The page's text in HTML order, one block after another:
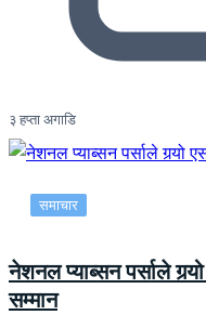
३ हप्ता अगाडि
समाचार
नेशनल प्याब्सन पर्साले
सम्मान